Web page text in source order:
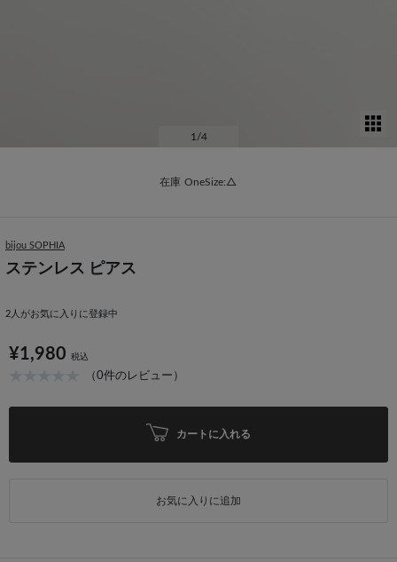
1 /4
在庫 OneSize:△
bijou SOPHIA
ステンレス ピアス
2 人がお気に入りに登録中
¥1,980 税込
（0件のレビュー）
カートに入れる
お気に入りに追加